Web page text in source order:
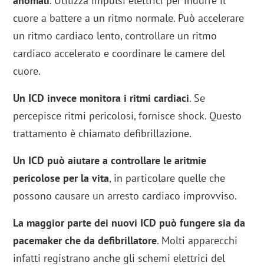
cuore a battere a un ritmo normale. Può accelerare
un ritmo cardiaco lento, controllare un ritmo
cardiaco accelerato e coordinare le camere del
cuore.
Un ICD invece monitora i ritmi cardiaci. Se
percepisce ritmi pericolosi, fornisce shock. Questo
trattamento è chiamato defibrillazione.
Un ICD può aiutare a controllare le aritmie
pericolose per la vita, in particolare quelle che
possono causare un arresto cardiaco improvviso.
La maggior parte dei nuovi ICD può fungere sia da
pacemaker che da defibrillatore. Molti apparecchi
infatti registrano anche gli schemi elettrici del